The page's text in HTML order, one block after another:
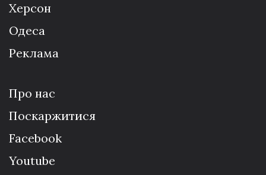
Херсон
Одеса
Реклама
Про нас
Поскаржитися
Facebook
Youtube